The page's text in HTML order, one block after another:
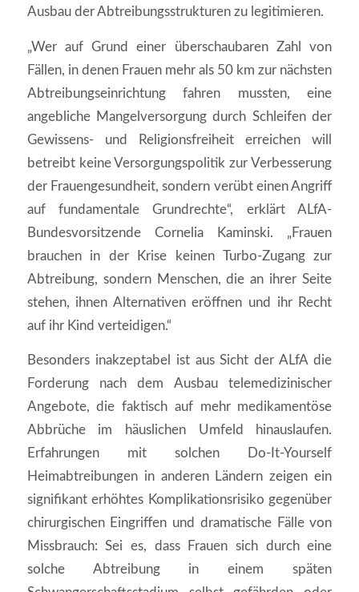
Ausbau der Abtreibungsstrukturen zu legitimieren.
„Wer auf Grund einer überschaubaren Zahl von
Fällen, in denen Frauen mehr als 50 km zur nächsten
Abtreibungseinrichtung fahren mussten, eine
angebliche Mangelversorgung durch Schleifen der
Gewissens- und Religionsfreiheit erreichen will
betreibt keine Versorgungspolitik zur Verbesserung
der Frauengesundheit, sondern verübt einen Angriff
auf fundamentale Grundrechte“, erklärt ALfA-
Bundesvorsitzende Cornelia Kaminski. „Frauen
brauchen in der Krise keinen Turbo-Zugang zur
Abtreibung, sondern Menschen, die an ihrer Seite
stehen, ihnen Alternativen eröffnen und ihr Recht
auf ihr Kind verteidigen.“
Besonders inakzeptabel ist aus Sicht der ALfA die
Forderung nach dem Ausbau telemedizinischer
Angebote, die faktisch auf mehr medikamentöse
Abbrüche im häuslichen Umfeld hinauslaufen.
Erfahrungen mit solchen Do-It-Yourself
Heimabtreibungen in anderen Ländern zeigen ein
signifikant erhöhtes Komplikationsrisiko gegenüber
chirurgischen Eingriffen und dramatische Fälle von
Missbrauch: Sei es, dass Frauen sich durch eine
solche Abtreibung in einem späten